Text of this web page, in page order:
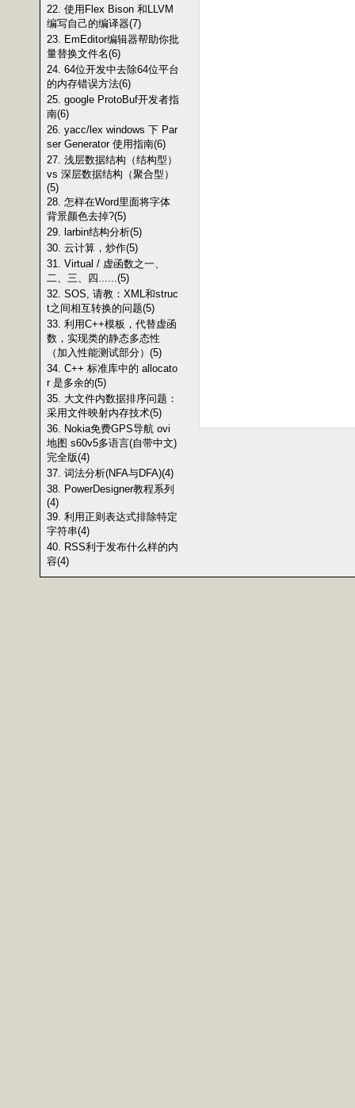
22. 使用Flex Bison 和LLVM
编写自己的编译器(7)
23. EmEditor编辑器帮助你批
量替换文件名(6)
24. 64位开发中去除64位平台
的内存错误方法(6)
25. google ProtoBuf开发者指
南(6)
26. yacc/lex windows 下 Par
ser Generator 使用指南(6)
27. 浅层数据结构（结构型）
vs 深层数据结构（聚合型）
(5)
28. 怎样在Word里面将字体
背景颜色去掉?(5)
29. larbin结构分析(5)
30. 云计算，炒作(5)
31. Virtual / 虚函数之一、
二、三、四......(5)
32. SOS, 请教：XML和struc
t之间相互转换的问题(5)
33. 利用C++模板，代替虚函
数，实现类的静态多态性
（加入性能测试部分）(5)
34. C++ 标准库中的 allocato
r 是多余的(5)
35. 大文件内数据排序问题：
采用文件映射内存技术(5)
36. Nokia免费GPS导航 ovi
地图 s60v5多语言(自带中文)
完全版(4)
37. 词法分析(NFA与DFA)(4)
38. PowerDesigner教程系列
(4)
39. 利用正则表达式排除特定
字符串(4)
40. RSS利于发布什么样的内
容(4)